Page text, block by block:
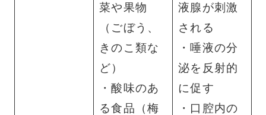
菜や果物
（ごぼう、
きのこ類な
ど）
・酸味のあ
る食品（梅
液腺が刺激
される
・唾液の分
泌を反射的
に促す
・口腔内の